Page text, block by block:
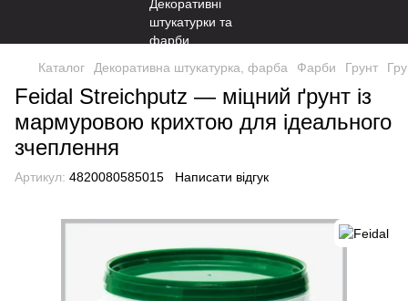
Каталог Декоративна штукатурка, фарба Фарби Грунт
Feidal Streichputz — міцний ґрунт із
мармуровою крихтою для ідеального
зчеплення
Артикул: 4820080585015 Написати відгук